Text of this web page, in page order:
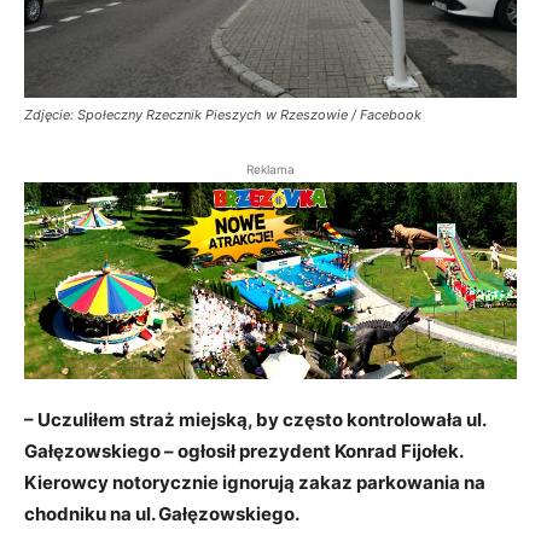
Zdjęcie: Społeczny Rzecznik Pieszych w Rzeszowie / Facebook
Reklama
– Uczuliłem straż miejską, by często kontrolowała ul.
Gałęzowskiego – ogłosił prezydent Konrad Fijołek.
Kierowcy notorycznie ignorują zakaz parkowania na
chodniku na ul. Gałęzowskiego.